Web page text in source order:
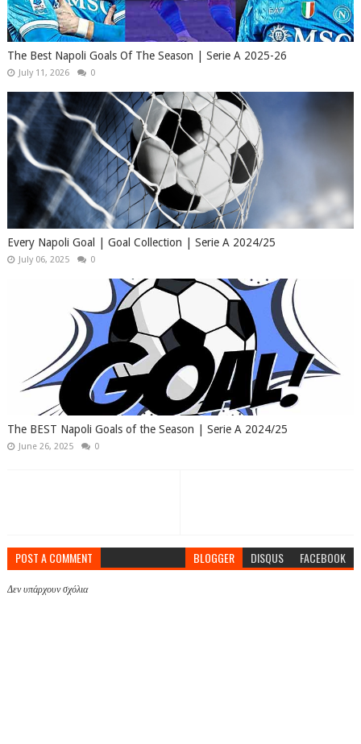
The Best Napoli Goals Of The Season | Serie A 2025-26
July 11, 2026 0
Every Napoli Goal | Goal Collection | Serie A 2024/25
July 06, 2025 0
The BEST Napoli Goals of the Season | Serie A 2024/25
June 26, 2025 0
POST A COMMENT BLOGGER DISQUS FACEBOOK
Δεν υπάρχουν σχόλια